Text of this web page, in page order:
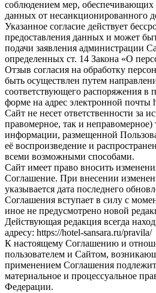
соблюдением мер, обеспечивающих
данных от несанкционированного
Указанное согласие действует
предоставления данных и может
подачи заявления администрации
определенных ст. 14 Закона «О
Отзыв согласия на обработку
быть осуществлен путем
соответствующего распоряжения в
форме на адрес электронной почты
Сайт не несет ответственности за
правомерное, так и
информации, размещенной
её воспроизведение и
всеми возможными способами.
Сайт имеет право вносить
Соглашение. При внесении
указывается дата последнего
Соглашения вступает в силу с
иное не предусмотрено новой
Действующая редакция всегда
адресу: https://hotel-sansara.ru/pravila/
К настоящему Соглашению и
пользователем и Сайтом,
применением Соглашения
материальное и процессуальное
Федерации.